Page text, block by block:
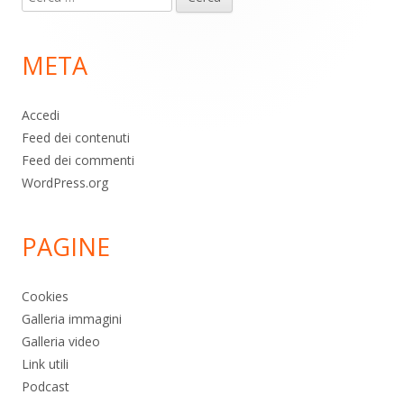
pagina
per:
META
Accedi
Feed dei contenuti
Feed dei commenti
WordPress.org
PAGINE
Cookies
Galleria immagini
Galleria video
Link utili
Podcast